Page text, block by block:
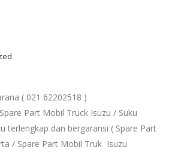
( 021 62202518 )
Part Mobil Truck Isuzu / Suku
terlengkap dan bergaransi ( Spare Part
/ Spare Part Mobil Truk Isuzu